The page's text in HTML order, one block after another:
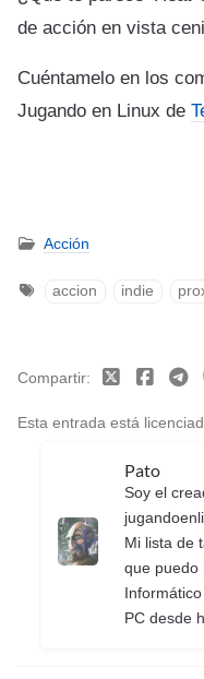
de acción en vista
Cuéntamelo en los
Jugando en Linux de
Acción
accion indie
Esta entrada está
Compartir
Pato
Soy el
Mi lista de
que puedo
PC desde